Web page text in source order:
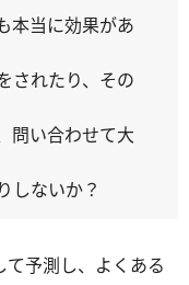
本当に効果があ
されたり、その
問い合わせて大
しないか？
予測し、よくある